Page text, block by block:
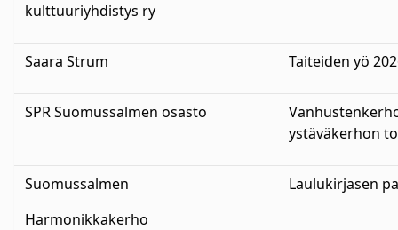
kulttuuriyhdistys ry
Saara Strum Taiteiden yö
SPR Suomussalmen osasto
ystäväkerhon
Suomussalmen
Harmonikkakerho
Laulukirjasen